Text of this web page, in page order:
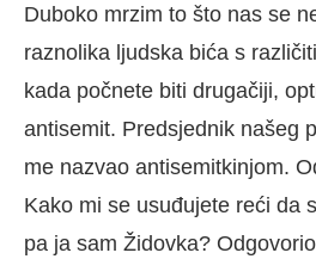
Duboko mrzim to što nas se
raznolika ljudska bića s
kada počnete biti drugačiji,
antisemit. Predsjednik našeg
me nazvao antisemitkinjom.
Kako mi se usuđujete reći da
pa ja sam Židovka?